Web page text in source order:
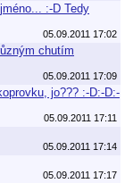
:-D Tedy
05.09.2011 17:02
chutím
05.09.2011 17:09
jo??? :-D:-D:-
05.09.2011 17:11
05.09.2011 17:14
05.09.2011 17:17